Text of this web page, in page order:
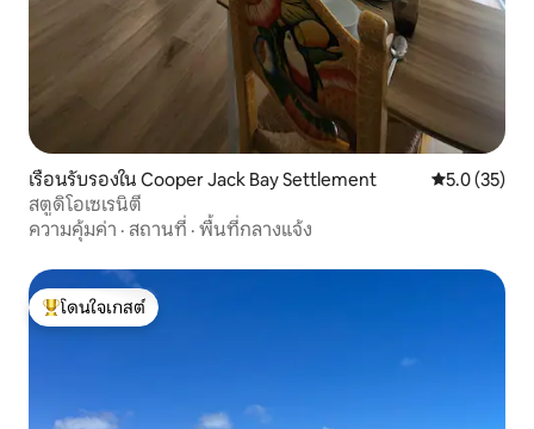
เรือนรับรองใน Cooper Jack Bay Settlement คะแนนเฉลี่ย
5.0 (35)
สตูดิโอเซเรนิตี้
ความคุ้มค่า · สถานที่ · พื้นที่กลางแจ้ง
โดนใจเกสต์ที่สุด
โดนใจเกสต์